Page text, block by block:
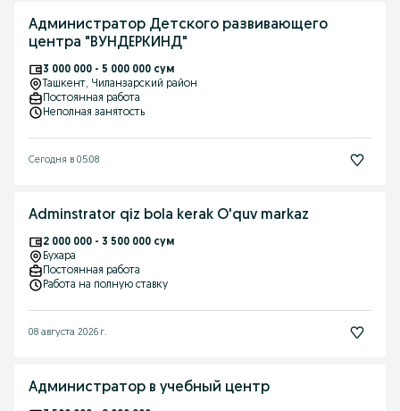
Администратор Детского развивающего
центра "ВУНДЕРКИНД"
3 000 000 - 5 000 000 сум
Ташкент, Чиланзарский район
Постоянная работа
Неполная занятость
Сегодня в 05:08
Adminstrator qiz bola kerak O'quv markaz
2 000 000 - 3 500 000 сум
Бухара
Постоянная работа
Работа на полную ставку
08 августа 2026 г.
Администратор в учебный центр